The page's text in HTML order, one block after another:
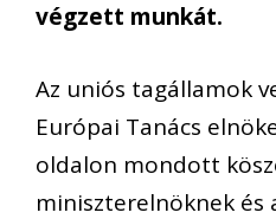
végzett munkát.
Az uniós tagállamok
Európai Tanács
oldalon mondott
miniszterelnöknek és